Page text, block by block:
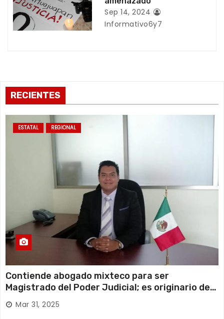
d
Sep 14, 2024
Informativo6y7
RECIENTES
ESTATAL REGIONAL
Contiende abogado mixteco para ser
Magistrado del Poder Judicial; es originario de
Huajuapan de León
Mar 31, 2025